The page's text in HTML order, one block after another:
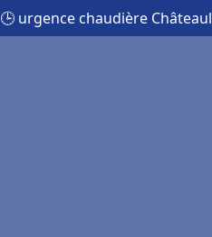
🕒 urgence chaudière